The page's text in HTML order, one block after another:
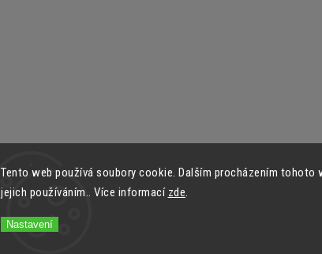
Tento web používá soubory cookie. Dalším procházením tohoto
jejich používáním.. Více informací zde.
Nastavení